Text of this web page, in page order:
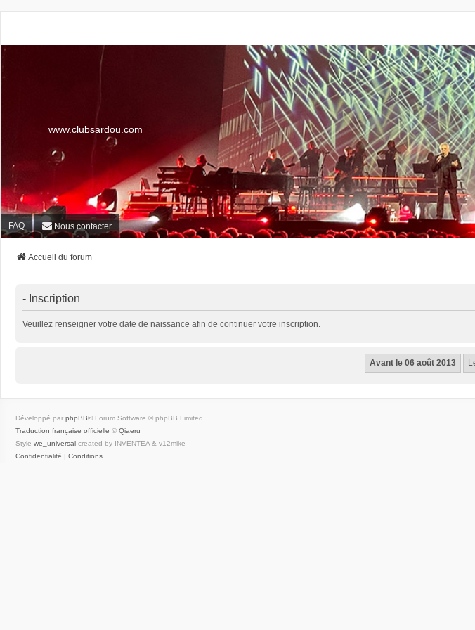
www.clubsardou.com
FAQ Nous contacter
Accueil du forum
- Inscription
Veuillez renseigner votre date de naissance afin de continuer votre inscription.
Développé par phpBB® Forum Software © phpBB Limited
Traduction française officielle © Qiaeru
Style we_universal created by INVENTEA & v12mike
Confidentialité | Conditions